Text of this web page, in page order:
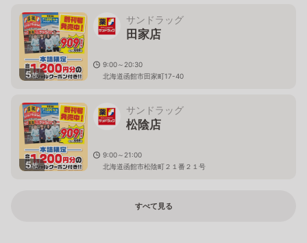
5枚
サンドラッグ
田家店
9:00～20:30
北海道函館市田家町17-40
5枚
サンドラッグ
松陰店
9:00～21:00
北海道函館市松陰町２１番２１号
すべて見る